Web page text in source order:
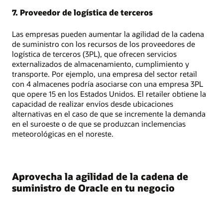
7. Proveedor de logística de terceros
Las empresas pueden aumentar la agilidad de la cadena
de suministro con los recursos de los proveedores de
logística de terceros (3PL), que ofrecen servicios
externalizados de almacenamiento, cumplimiento y
transporte. Por ejemplo, una empresa del sector retail
con 4 almacenes podría asociarse con una empresa 3PL
que opere 15 en los Estados Unidos. El retailer obtiene la
capacidad de realizar envíos desde ubicaciones
alternativas en el caso de que se incremente la demanda
en el suroeste o de que se produzcan inclemencias
meteorológicas en el noreste.
Aprovecha la agilidad de la cadena de
suministro de Oracle en tu negocio